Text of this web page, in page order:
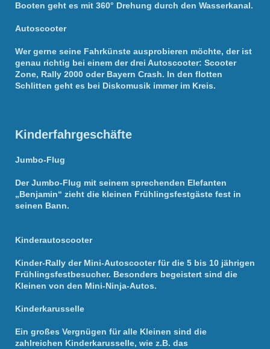
Booten geht es mit 360° Drehung durch den Wasserkanal.
Autoscooter
Wer gerne seine Fahrkünste ausprobieren möchte, der ist
genau richtig bei einem der drei Autoscooter: Scooter
Zone, Rally 2000 oder Bayern Crash. In den flotten
Schlitten geht es bei Diskomusik immer im Kreis.
Kinderfahrgeschäfte
Jumbo-Flug
Der Jumbo-Flug mit seinem sprechenden Elefanten
„Benjamin“ zieht die kleinen Frühlingsfestgäste fest in
seinen Bann.
Kinderautoscooter
Kinder-Rally der Mini-Autoscooter für die 5 bis 10 jährigen
Frühlingsfestbesucher. Besonders begeistert sind die
Kleinen von den Mini-Ninja-Autos.
Kinderkarusselle
Ein großes Vergnügen für alle Kleinen sind die
zahlreichen Kinderkarusselle, wie z.B. das